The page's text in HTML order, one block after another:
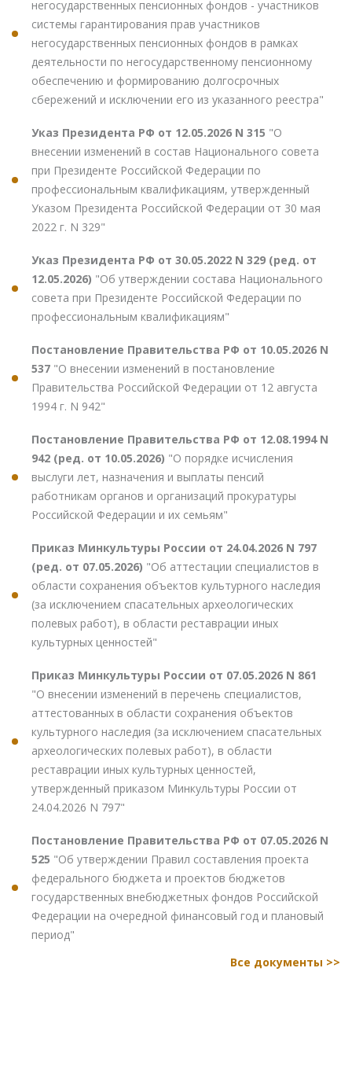
негосударственных пенсионных фондов - участников
системы гарантирования прав участников
негосударственных пенсионных фондов в рамках
деятельности по негосударственному пенсионному
обеспечению и формированию долгосрочных
сбережений и исключении его из указанного реестра"
Указ Президента РФ от 12.05.2026 N 315 "О
внесении изменений в состав Национального совета
при Президенте Российской Федерации по
профессиональным квалификациям, утвержденный
Указом Президента Российской Федерации от 30 мая
2022 г. N 329"
Указ Президента РФ от 30.05.2022 N 329 (ред. от
12.05.2026) "Об утверждении состава Национального
совета при Президенте Российской Федерации по
профессиональным квалификациям"
Постановление Правительства РФ от 10.05.2026 N
537 "О внесении изменений в постановление
Правительства Российской Федерации от 12 августа
1994 г. N 942"
Постановление Правительства РФ от 12.08.1994 N
942 (ред. от 10.05.2026) "О порядке исчисления
выслуги лет, назначения и выплаты пенсий
работникам органов и организаций прокуратуры
Российской Федерации и их семьям"
Приказ Минкультуры России от 24.04.2026 N 797
(ред. от 07.05.2026) "Об аттестации специалистов в
области сохранения объектов культурного наследия
(за исключением спасательных археологических
полевых работ), в области реставрации иных
культурных ценностей"
Приказ Минкультуры России от 07.05.2026 N 861
"О внесении изменений в перечень специалистов,
аттестованных в области сохранения объектов
культурного наследия (за исключением спасательных
археологических полевых работ), в области
реставрации иных культурных ценностей,
утвержденный приказом Минкультуры России от
24.04.2026 N 797"
Постановление Правительства РФ от 07.05.2026 N
525 "Об утверждении Правил составления проекта
федерального бюджета и проектов бюджетов
государственных внебюджетных фондов Российской
Федерации на очередной финансовый год и плановый
период"
Все документы >>